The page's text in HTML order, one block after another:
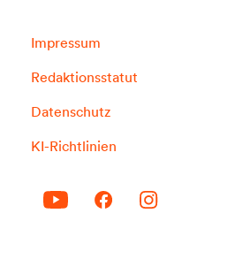
Impressum
Redaktionsstatut
Datenschutz
KI-Richtlinien